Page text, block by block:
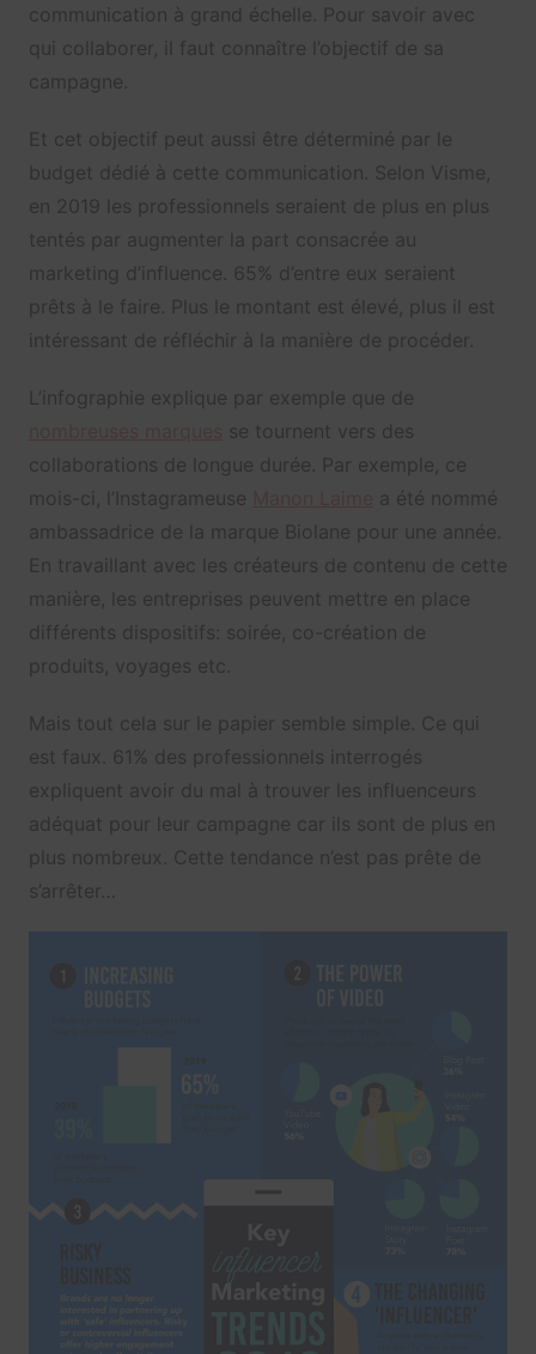
communication à grand échelle. Pour savoir avec
qui collaborer, il faut connaître l’objectif de sa
campagne.
Et cet objectif peut aussi être déterminé par le
budget dédié à cette communication. Selon Visme,
en 2019 les professionnels seraient de plus en plus
tentés par augmenter la part consacrée au
marketing d’influence. 65% d’entre eux seraient
prêts à le faire. Plus le montant est élevé, plus il est
intéressant de réfléchir à la manière de procéder.
L’infographie explique par exemple que de
se tournent vers des
collaborations de longue durée. Par exemple, ce
mois-ci, l’Instagrameuse
a été nommé
ambassadrice de la marque Biolane pour une année.
En travaillant avec les créateurs de contenu de cette
manière, les entreprises peuvent mettre en place
différents dispositifs: soirée, co-création de
produits, voyages etc.
Mais tout cela sur le papier semble simple. Ce qui
est faux. 61% des professionnels interrogés
expliquent avoir du mal à trouver les influenceurs
adéquat pour leur campagne car ils sont de plus en
plus nombreux. Cette tendance n’est pas prête de
s’arrêter…